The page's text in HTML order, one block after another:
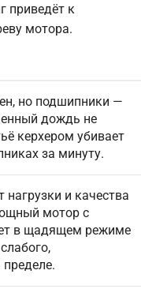
приведёт к
мотора.
но подшипники —
дождь не
керхером убивает
за минуту.
нагрузки и качества
мотор с
в щадящем режиме